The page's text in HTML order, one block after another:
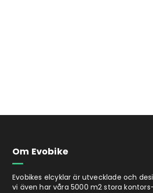
Om Evobike
Evobikes elcyklar är utvecklade och
vi även har våra 5000 m2 stora